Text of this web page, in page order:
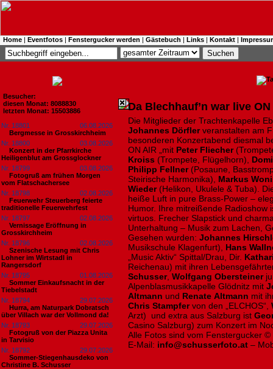
Home | Eventfotos | Fenstergucker werden | Gästebuch | Links | Kontakt |
Besucher:
diesen Monat: 8088830
letzten Monat: 15503886
Nr. 18801
06.08.2026
Bergmesse in Grosskirchheim
Nr. 18800
03.08.2026
Konzert in der Pfarrkirche
Heiligenblut am Grossglockner
Nr. 18799
03.08.2026
Fotogruß am frühen Morgen
vom Flatschachersee
Nr. 18798
02.08.2026
Feuerwehr Steuerberg feierte
traditionelle Feuerwehrfest
Nr. 18797
02.08.2026
Vernissage Eröffnung in
Grosskirchheim
Nr. 18796
02.08.2026
Szenische Lesung mit Chris
Lohner im Wirtstadl in
Rangersdorf
Nr. 18795
01.08.2026
Sommer Einkaufsnacht in der
Tiebelstadt
Nr. 18794
29.07.2026
Hurra, am Naturpark Dobratsch
über Villach war der Vollmond da!
Nr. 18793
29.07.2026
Fotogruß von der Piazza Unita
in Tarvisio
Nr. 18792
29.07.2026
Sommer-Stiegenhausdeko von
Christine B. Schusser
Da Blechhauf’n war live
Die Mitglieder der Trachtenkapelle
Johannes Dörflerveranstalten am
besonderen Konzertabend diesmal
ON AIR „mit Peter Fliecher
Kroiss (Trompete, Flügelhorn),
Philipp Fellner (Posaune,
Steirische Harmonika),
Markus
Wieder (Helikon, Ukulele & Tuba).
heiße Luft in pure Brass-Power –
Humor. Ihre mitreißende Radioshow
virtuos. Frecher Slapstick und
Unterhaltung – Musik zum Lachen,
Gesehen wurden: Johannes
Musikschule Klagenfurt), Hans
„Music Aktiv“ Spittal/Drau, Dir.
Reichenau) mit ihren
Schusser, Wolfgang Obersteiner
Alpenblasmusikkapelle Glödnitz mit
Altmann und Renate Altmann mit
Chris Stampfervon den „ELCHOS“,
Arzt)
und extra aus Salzburg ist
Casino Salzburg) zum Konzert im
Alle Fotos sind vom Fenstergucker ©
E-Mail: info@schusserfoto.at –